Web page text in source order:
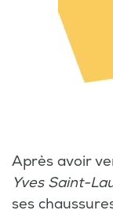
Après avoir
Yves Saint-
ses